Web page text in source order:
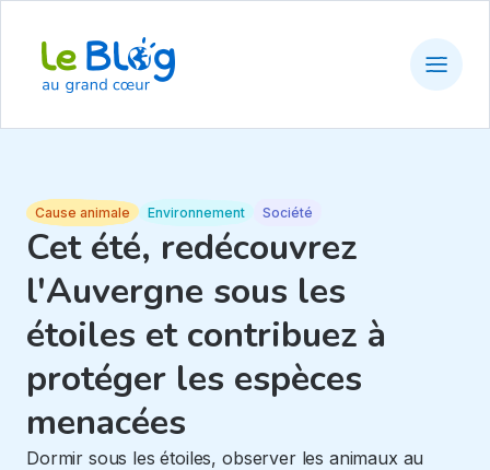
Cause animale Environnement Société
Cet été, redécouvrez
l'Auvergne sous les
étoiles et contribuez à
protéger les espèces
menacées
Dormir sous les étoiles, observer les animaux au